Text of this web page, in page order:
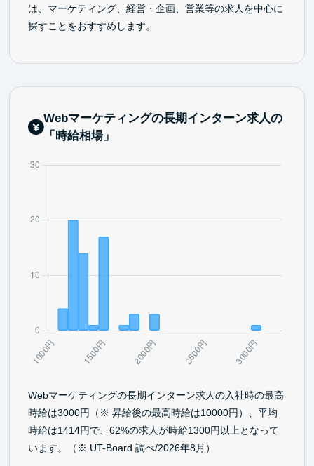
は、マーケティング、経営・企画、営業等の求人を中心に
探すことをおすすめします。
Webマーケティングの長期インターン求人の
「時給相場」
Webマーケティングの長期インターン求人の入社時の最高
時給は3000円（※ 昇給後の最高時給は10000円）、平均
時給は1414円で、62%の求人が時給1300円以上となって
います。（※ UT-Board 調べ/2026年8月）